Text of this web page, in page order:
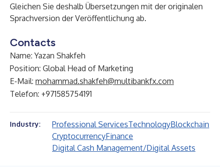
Gleichen Sie deshalb Übersetzungen mit der originalen
Sprachversion der Veröffentlichung ab.
Contacts
Name: Yazan Shakfeh
Position: Global Head of Marketing
E-Mail: mohammad.shakfeh@multibankfx.com
Telefon: +971585754191
Industry: Professional ServicesTechnologyBlockchain
CryptocurrencyFinance
Digital Cash Management/Digital Assets